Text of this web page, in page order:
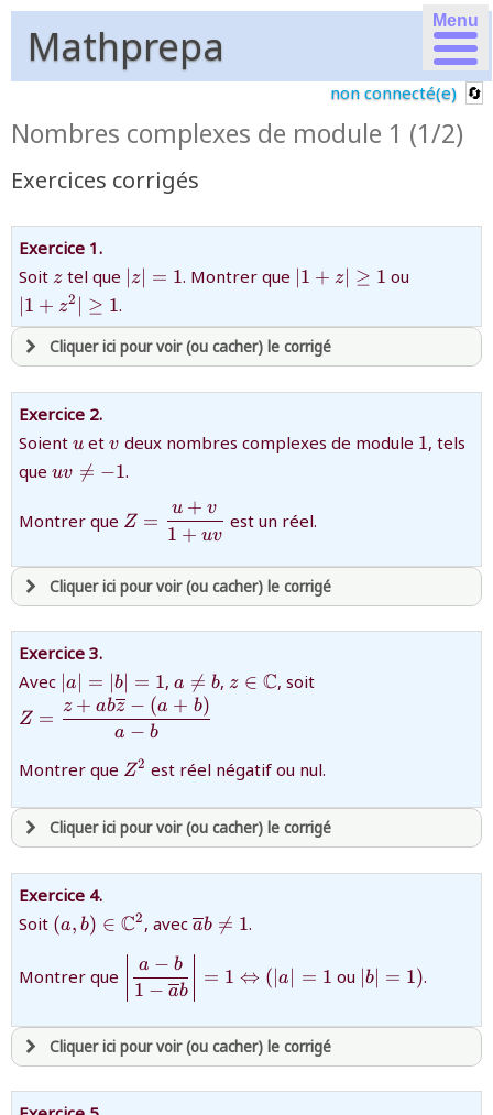
Menu
Mathprepa
non connecté(e)
Nombres complexes de module 1 (1/2)
Exercices corrigés
Exercice 1.
Soit {z}
ztel que {\left|z\right|=1}
z∣ = 1. Montrer que {|1+z|\geq
∣1 + z∣ ≥ 1 ou
∣1 + z2 ≥ 1.
Cliquer ici pour voir (ou cacher) le corrigé
avoir une souscription active sur mathprepa
la page d'accueil
ou tester la page d'extraits libres
le plan du site
Exercice 2.
Soient {u}
u et {v}
v deux nombres complexes de module {1}
1, tels
que {uv\ne-
uv 
= −1.
Montrer que {Z=\dfrac{u+v}
{1+uv}}
Z =
1 + uv
u + v
est un réel.
Cliquer ici pour voir (ou cacher) le corrigé
avoir une souscription active sur mathprepa
et être
connecté au site
revenir àla page d'accueil
ou tester
la page d'extraits libres
ou consulter
le plan du site
Exercice 3.
Avec {\left|a\right|=\left|b\right|=1}
a = ∣b = 1,{a\ne
b}
a 
= b,{z\in\mathbb{C}}
z ∈ C, soit
Z =
a − b
z + abz − (a + b)
Montrer que {Z^{2}}
Z2 est réel négatif ou nul.
Cliquer ici pour voir (ou cacher) le corrigé
avoir une souscription active sur mathprepa
et être
connecté au site
revenir àla page d'accueil
la page d'extraits libres
ou consulterle plan du site
Exercice 4.
Soit {(a,b)\in\mathbb{C}^2}
(a, b) ∈ C2 , avec{\overline{a}b\ne1}
ab 
= 1.
Montrer que
{\left|{\dfrac{a-b}{1-
\overline{a}b}}\right|=1\Leftrightarrow
1 − ab
a − b
= 1 ⇔ (∣a∣ = 1 ou ∣b∣ = 1).
Cliquer ici pour voir (ou cacher) le corrigé
avoir une souscription active sur mathprepa